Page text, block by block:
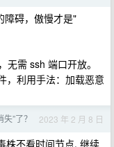
障碍，傲慢才是"
需 ssh 端口开放。
，利用手法：加载恶意
”了？ 2023 年 2 月 8 日
株不看时间节点, 继续